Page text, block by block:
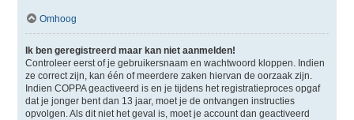
Omhoog
Ik ben geregistreerd maar kan niet aanmelden!
Controleer eerst of je gebruikersnaam en wachtwoord kloppen. Indien
ze correct zijn, kan één of meerdere zaken hiervan de oorzaak zijn.
Indien COPPA geactiveerd is en je tijdens het registratieproces opgaf
dat je jonger bent dan 13 jaar, moet je de ontvangen instructies
opvolgen. Als dit niet het geval is, moet je account dan geactiveerd